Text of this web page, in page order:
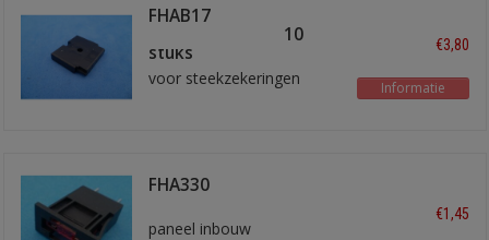
FHAB17
montageplaatje 10
stuks
voor steekzekeringen
€3,80
Informatie
FHA330
paneel inbouw
€1,45